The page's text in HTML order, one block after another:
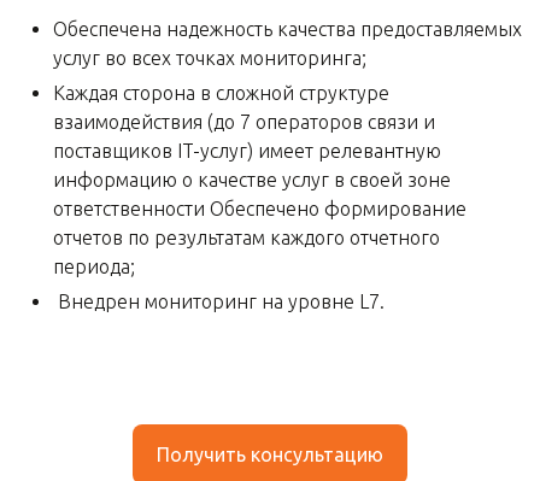
Обеспечена надежность качества предоставляемых
услуг во всех точках мониторинга;
Каждая сторона в сложной структуре
взаимодействия (до 7 операторов связи и
поставщиков IT-услуг) имеет релевантную
информацию о качестве услуг в своей зоне
ответственности Обеспечено формирование
отчетов по результатам каждого отчетного
периода;
Внедрен мониторинг на уровне L7.
Получить консультацию